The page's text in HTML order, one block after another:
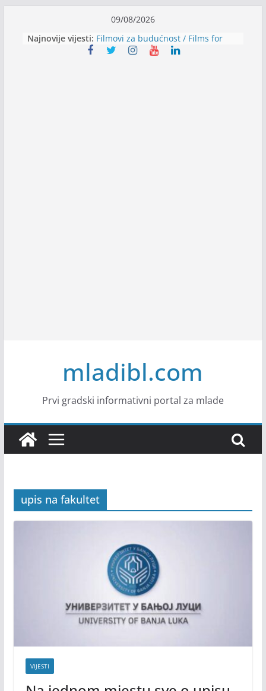
content
09/08/2026
Najnovije vijesti: Filmovi za budućnost / Films for
Future
mladibl.com
Prvi gradski informativni portal za mlade
upis na fakultet
VIJESTI